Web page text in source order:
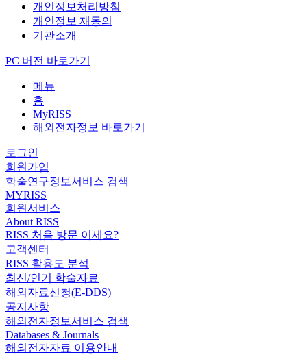
개인정보처리방침
개인정보 재동의
기관소개
PC 버전 바로가기
메뉴
홈
MyRISS
해외전자정보 바로가기
로그인
회원가입
학술연구정보서비스 검색
MYRISS
회원서비스
About RISS
RISS 처음 방문 이세요?
고객센터
RISS 활용도 분석
최신/인기 학술자료
해외자료신청(E-DDS)
공지사항
해외전자정보서비스 검색
Databases & Journals
해외전자자료 이용안내